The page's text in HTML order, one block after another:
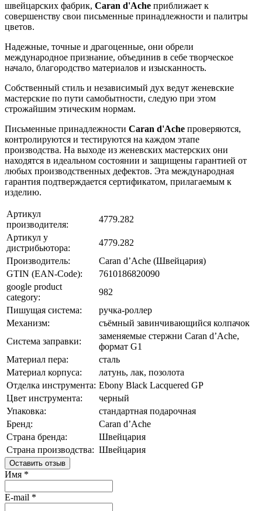
швейцарских фабрик, Caran d'Ache приближает к
совершенству свои письменные принадлежности и палитры
цветов.
Надежные, точные и драгоценные, они обрели
международное признание, объединив в себе творческое
начало, благородство материалов и изысканность.
Собственный стиль и независимый дух ведут женевские
мастерские по пути самобытности, следую при этом
строжайшим этическим нормам.
Письменные принадлежности Caran d'Ache проверяются,
контролируются и тестируются на каждом этапе
производства. На выходе из женевских мастерских они
находятся в идеальном состоянии и защищены гарантией от
любых производственных дефектов. Эта международная
гарантия подтверждается сертификатом, прилагаемым к
изделию.
Артикул
производителя:
4779.282
Артикул у
дистрибьютора:
4779.282
Производитель:
Caran d’Ache (Швейцария)
GTIN (EAN-Code):
7610186820090
google product
category:
982
Пишущая система:
ручка-роллер
Механизм:
съёмный завинчивающийся колпачок
Система заправки:
заменяемые стержни Caran d’Ache,
формат G1
Материал пера:
сталь
Материал корпуса:
латунь, лак, позолота
Отделка инструмента: Ebony Black Lacquered GP
Цвет инструмента:
черный
Упаковка:
стандартная подарочная
Бренд:
Caran d’Ache
Страна бренда:
Швейцария
Страна производства: Швейцария
Оставить отзыв
Имя *
E-mail *